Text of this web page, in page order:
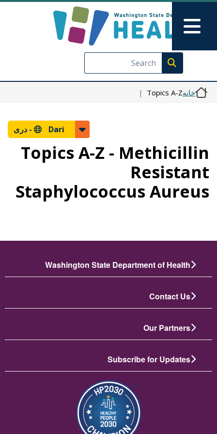
رفتن به محتوای اصلی
Skip to Feedback
Execute search
Main Menu
خانهTopics A-Z
Dari - دری
Topics A-Z - Methicillin
Resistant
Staphylococcus Aureus
Washington State Department of Health
Contact Us
Our Partners
Subscribe for Updates
تصویر